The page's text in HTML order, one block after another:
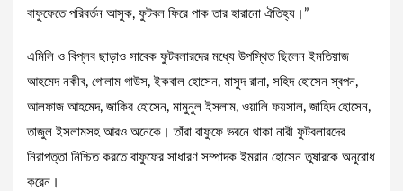
বাফুফেতে পরিবর্তন আসুক, ফুটবল ফিরে পাক তার হারানো ঐতিহ্য।”
এমিলি ও বিপ্লব ছাড়াও সাবেক ফুটবলারদের মধ্যে উপস্থিত ছিলেন ইমতিয়াজ
আহমেদ নকীব, গোলাম গাউস, ইকবাল হোসেন, মাসুদ রানা, সহিদ হোসেন স্বপন,
আলফাজ আহমেদ, জাকির হোসেন, মামুনুল ইসলাম, ওয়ালি ফয়সাল, জাহিদ হোসেন,
তাজুল ইসলামসহ আরও অনেকে। তাঁরা বাফুফে ভবনে থাকা নারী ফুটবলারদের
নিরাপত্তা নিশ্চিত করতে বাফুফের সাধারণ সম্পাদক ইমরান হোসেন তুষারকে অনুরোধ
করেন।